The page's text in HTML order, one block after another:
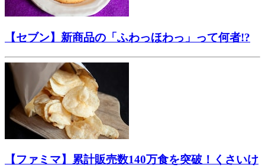
【セブン】新商品の「ふわっほわっ」って何者!?
【ファミマ】累計販売数140万食を突破！くさいけ